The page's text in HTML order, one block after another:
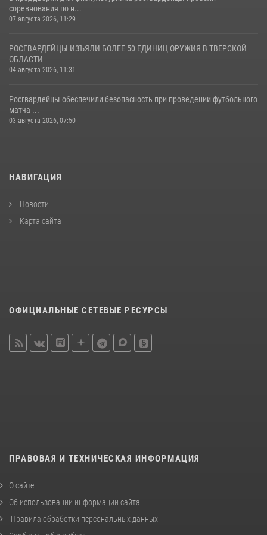
соревнования по н...
07 августа 2026, 11:29
РОСГВАРДЕЙЦЫ ИЗЪЯЛИ БОЛЕЕ 50 ЕДИНИЦ ОРУЖИЯ В ТВЕРСКОЙ
ОБЛАСТИ
04 августа 2026, 11:31
Росгвардейцы обеспечили безопасность при проведении футбольного
матча ...
03 августа 2026, 07:50
НАВИГАЦИЯ
Новости
Карта сайта
ОФИЦИАЛЬНЫЕ СЕТЕВЫЕ РЕСУРСЫ
ПРАВОВАЯ И ТЕХНИЧЕСКАЯ ИНФОРМАЦИЯ
О сайте
Об использовании информации сайта
Правила обработки персональных данных